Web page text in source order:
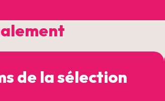
de la sélection